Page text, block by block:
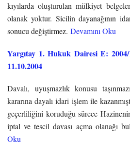
kıyılarda oluşturulan mülkiyet
olanak yoktur. Sicilin dayanağının
sonucu değiştirmez. Devamını Oku
Yargıtay 1. Hukuk Dairesi E:
11.10.2004
Davalı, uyuşmazlık konusu
kararına dayalı idari işlem ile
geçerliliğini koruduğu sürece
iptal ve tescil davası açma olanağı
Oku